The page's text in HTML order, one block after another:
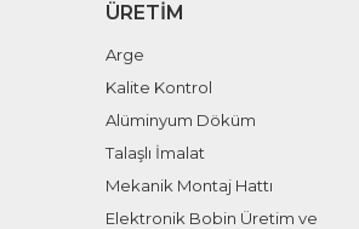
ÜRETIM
Arge
Kalite Kontrol
Alüminyum Döküm
Talaşlı İmalat
Mekanik Montaj Hattı
Elektronik Bobin Üretim ve